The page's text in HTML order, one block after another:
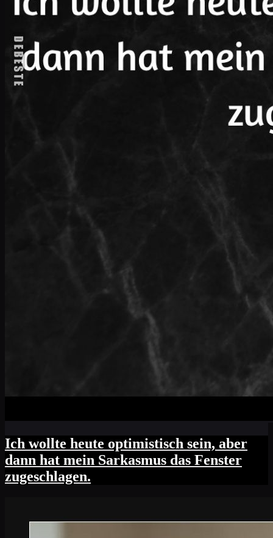
Ich wollte heute optimistisch sein, aber
dann hat mein Sarkasmus das Fenster
zugeschlagen.